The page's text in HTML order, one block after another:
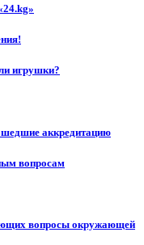
игрушки?
аккредитацию
вопросам
вопросы окружающей